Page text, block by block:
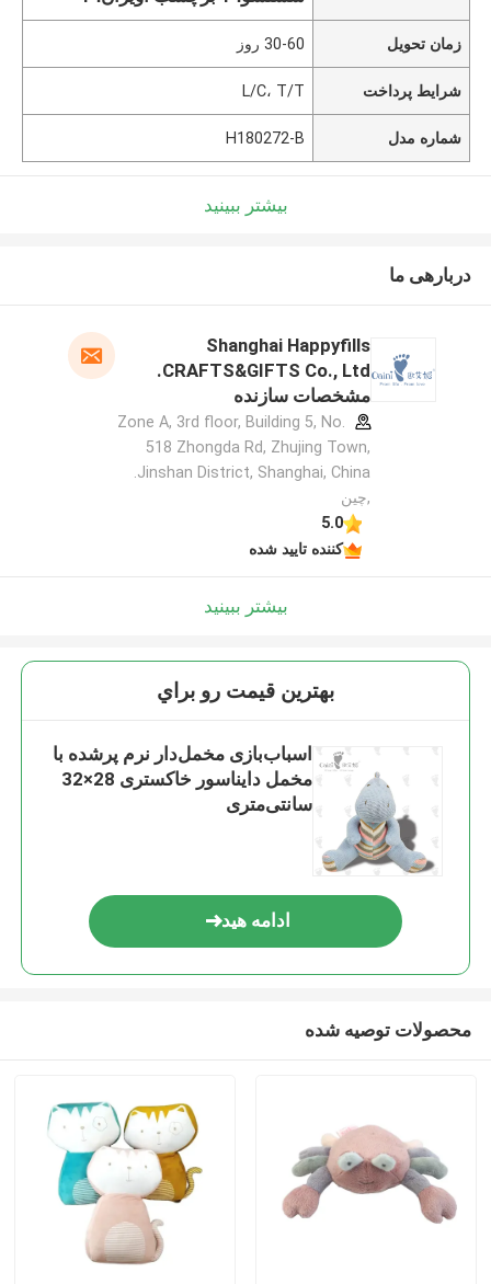
زمان تحویل 30-60 روز
شرایط پرداخت L/C، T/T
شماره مدل H180272-B
بیشتر ببینید
دربارهی ما
Shanghai Happyfills
CRAFTS&GIFTS Co., Ltd.
مشخصات سازنده
Zone A, 3rd floor, Building 5, No.
518 Zhongda Rd, Zhujing Town,
,چین
5.0
کننده تایید شده
بیشتر ببینید
بهترين قيمت رو براي
اسباب‌بازی مخمل‌دار نرم پرشده با
مخمل دایناسور خاکستری 28×32
سانتی‌متری
ادامه هید
محصولات توصیه شده